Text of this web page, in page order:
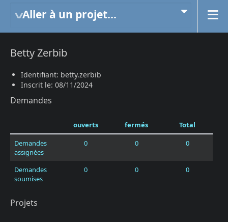
Aller à un projet...
Betty Zerbib
Identifiant: betty.zerbib
Inscrit le: 08/11/2024
Demandes
ouverts fermés
Total
Demandes
assignées
0 0 0
Demandes
soumises
0 0 0
Projets